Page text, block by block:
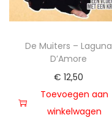
De Muiters – Laguna
D’Amore
€ 12,50
Toevoegen aan
winkelwagen